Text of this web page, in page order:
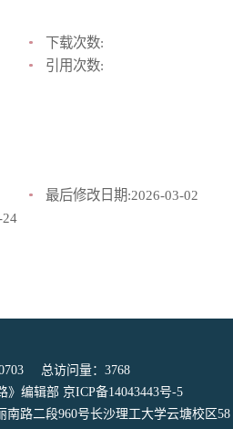
下载次数:
引用次数:
最后修改日期:2026-03-02
总访问量： 3768
》编辑部 京ICP备14043443号-5
路二段960号长沙理工大学云塘校区58